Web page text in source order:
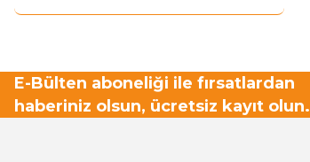
E-Bülten aboneliği ile fırsatlardan
haberiniz olsun, ücretsiz kayıt olun.